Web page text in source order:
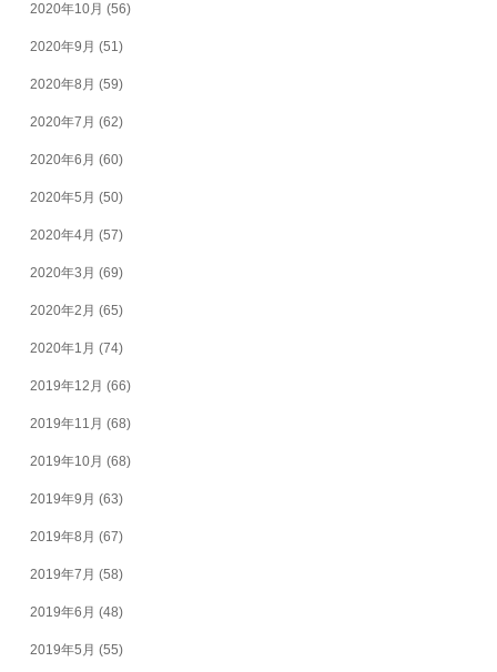
2020年10月 (56)
2020年9月 (51)
2020年8月 (59)
2020年7月 (62)
2020年6月 (60)
2020年5月 (50)
2020年4月 (57)
2020年3月 (69)
2020年2月 (65)
2020年1月 (74)
2019年12月 (66)
2019年11月 (68)
2019年10月 (68)
2019年9月 (63)
2019年8月 (67)
2019年7月 (58)
2019年6月 (48)
2019年5月 (55)